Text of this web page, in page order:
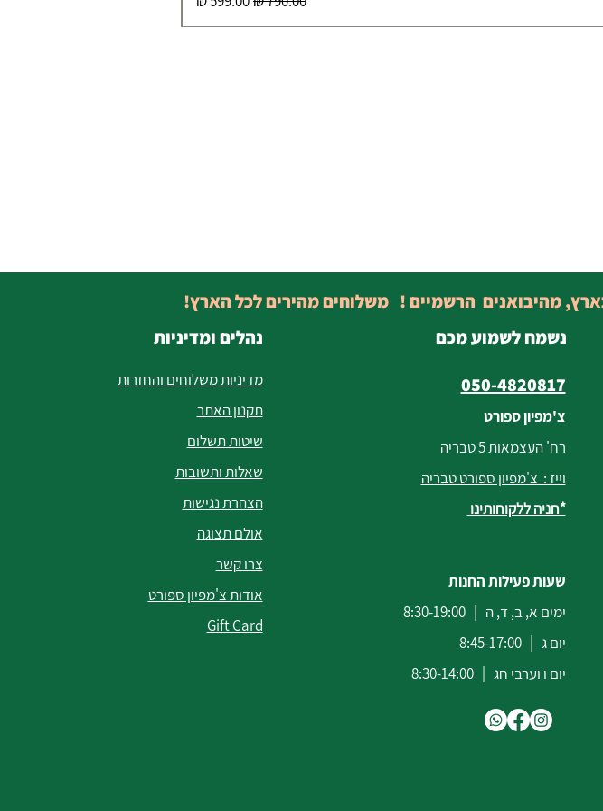
נהלים ומדיניות
מדיניות משלוחים והחזרות
תקנון האתר
שיטות תשלום
שאלות ותשובות
הצהרת נגישות
אולם תצוגה
צרו קשר
אודות צ'מפיון ספורט
Gift Card
נשמח לשמוע מכם
050-4820817
צ'מפיון ספורט
רח' העצמאות 5 טבריה
וייז : צ'מפיון ספורט טבריה
*חניה ללקוחותינו
שעות פעילות החנות
ימים א, ב, ד, ה | 8:30-19:00
יום ג | 8:45-17:00
יום ו וערבי חג | 8:30-14:00
מהיבואנים הרשמיים ! משלוחים מהירים לכל הארץ!